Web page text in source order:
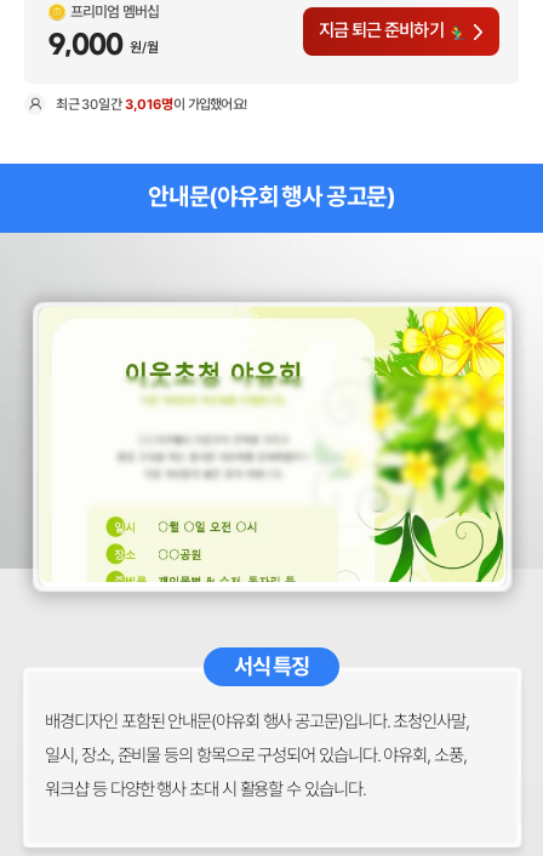
프리미엄 멤버십
9,000 원/월
지금 퇴근 준비하기
최근30일간3,016명이 가입했어요!
안내문(야유회 행사 공고문)
서식 특징
배경디자인 포함된 안내문(야유회 행사 공고문)입니다. 초청인사말,
일시, 장소, 준비물 등의 항목으로 구성되어 있습니다. 야유회, 소풍,
워크샵 등 다양한 행사 초대 시 활용할 수 있습니다.